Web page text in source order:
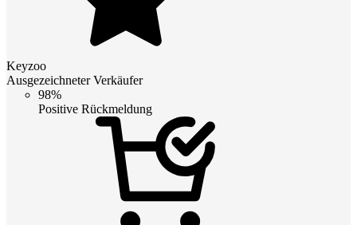
Keyzoo
Ausgezeichneter Verkäufer
98%
Positive Rückmeldung